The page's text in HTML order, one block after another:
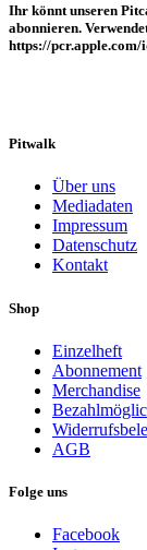
Ihr könnt unseren
abonnieren.
https://pcr.apple.com/
Pitwalk
Über uns
Mediadaten
Impressum
Datenschutz
Kontakt
Shop
Einzelheft
Abonnement
Merchandise
AGB
Folge uns
Facebook